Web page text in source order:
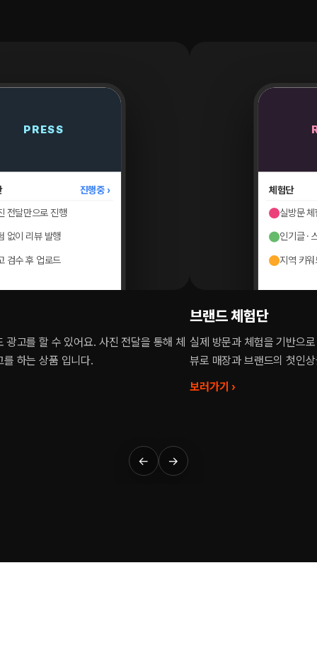
REVIEW
모집중 ›
체험 리뷰
· 스마트블록 공략
워드 노출
로 한 진성 후기 콘텐츠. 신뢰도 높은 리
상을 만들어 드립니다.
플레이스
네이버 플
저장 · 방
지역 상권
플레이스 최적화
지도에서 먼저 보이는 가게
스 순위와 지표를 체계적으로
보러가기 ›
← →